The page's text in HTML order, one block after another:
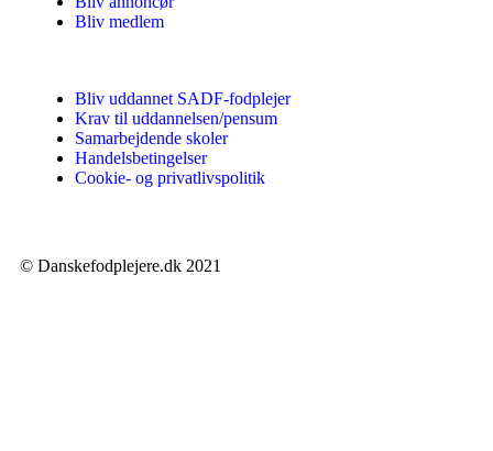
Bliv medlem
Bliv uddannet SADF-fodplejer
Krav til uddannelsen/pensum
Samarbejdende skoler
Handelsbetingelser
Cookie- og privatlivspolitik
© Danskefodplejere.dk 2021